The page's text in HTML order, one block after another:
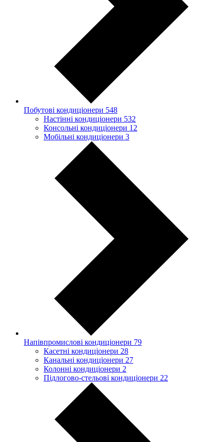
Побутові кондиціонери 548
Настінні кондиціонери 532
Консольні кондиціонери 12
Мобільні кондиціонери 3
Напівпромислові кондиціонери 79
Касетні кондиціонери 28
Канальні кондиціонери 27
Колонні кондиціонери 2
Підлогово-стельові кондиціонери 22